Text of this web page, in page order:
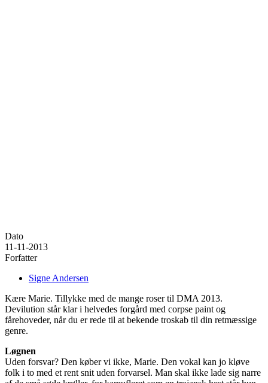
Dato
11-11-2013
Forfatter
Signe Andersen
Kære Marie. Tillykke med de mange roser til DMA 2013.
Devilution står klar i helvedes forgård med corpse paint og
fårehoveder, når du er rede til at bekende troskab til din retmæssige
genre.
Løgnen
Uden forsvar? Den køber vi ikke, Marie. Den vokal kan jo kløve
folk i to med et rent snit uden forvarsel. Man skal ikke lade sig narre